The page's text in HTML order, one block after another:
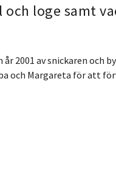
loge samt
2001 av snickaren och
och Margareta för att